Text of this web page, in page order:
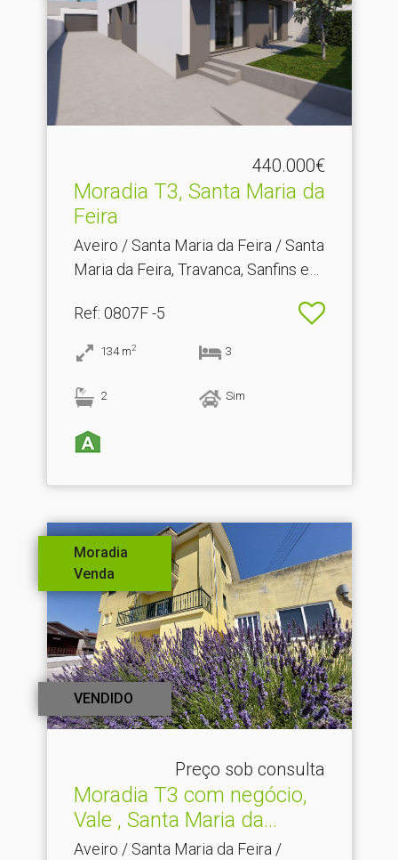
440.000€
Moradia T3, Santa Maria da
Feira
Aveiro / Santa Maria da Feira / Santa
Maria da Feira, Travanca, Sanfins e
Ref: 0807F -5
134 m2 3
2 Sim
Moradia
Venda
VENDIDO
Preço sob consulta
Moradia T3 com negócio,
Vale , Santa Maria da.​..
Aveiro / Santa Maria da Feira /